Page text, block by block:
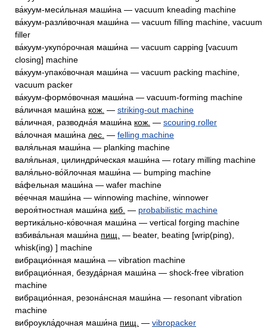
ва́куум-меси́льная маши́на — vacuum kneading machine
ва́куум-разли́вочная маши́на — vacuum filling machine, vacuum
filler
ва́куум-укупо́рочная маши́на — vacuum capping [vacuum
closing] machine
ва́куум-упако́вочная маши́на — vacuum packing machine,
vacuum packer
ва́куум-формо́вочная маши́на — vacuum-forming machine
ва́личная маши́на кож. — striking-out machine
ва́личная, разводна́я маши́на кож. — scouring roller
ва́лочная маши́на лес. — felling machine
валя́льная маши́на — planking machine
валя́льная, цилиндри́ческая маши́на — rotary milling machine
валя́льно-во́йлочная маши́на — bumping machine
ва́фельная маши́на — wafer machine
ве́ечная маши́на — winnowing machine, winnower
вероя́тностная маши́на киб. — probabilistic machine
вертика́льно-ко́вочная маши́на — vertical forging machine
взбива́льная маши́на пищ. — beater, beating [wrip(ping),
whisk(ing) ] machine
вибрацио́нная маши́на — vibration machine
вибрацио́нная, безуда́рная маши́на — shock-free vibration
machine
вибрацио́нная, резона́нсная маши́на — resonant vibration
machine
виброукла́дочная маши́на пищ. — vibropacker